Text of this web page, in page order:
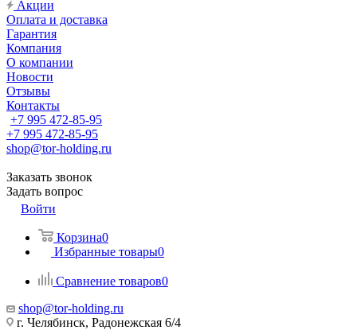
Акции
Оплата и доставка
Гарантия
Компания
О компании
Новости
Отзывы
Контакты
+7 995 472-85-95
+7 995 472-85-95
shop@tor-holding.ru
Заказать звонок
Задать вопрос
Войти
Корзина0
Избранные товары0
Сравнение товаров0
shop@tor-holding.ru
г. Челябинск, Радонежская 6/4